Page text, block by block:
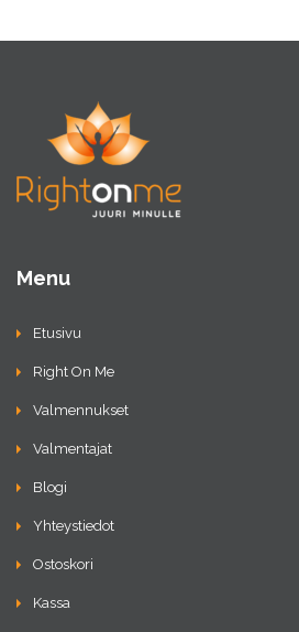
Menu
Etusivu
Right On Me
Valmennukset
Valmentajat
Blogi
Yhteystiedot
Ostoskori
Kassa